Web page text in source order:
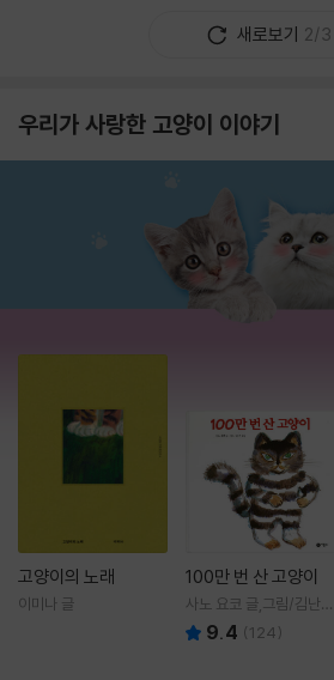
새로보기 2/3
우리가 사랑한 고양이 이야기
고양이의 노래
이미나 글
100만 번 산 고양이
사노 요코 글,그림/김난주
역 9.4 (124)